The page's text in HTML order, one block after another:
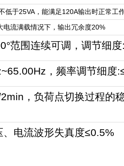
低于25VA，能满足120A输出时正常工
电流满载情况下，输出冗余度20%
范围连续可调，调节细度
，频率调节细度
，负荷点切换过程的
、电流波形失真度≤0.5%